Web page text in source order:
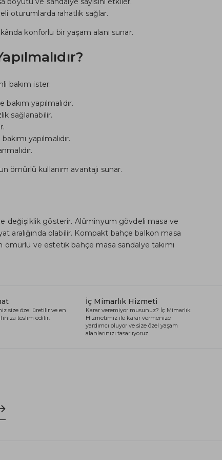
oturumlarda rahatlık sağlar.
konforlu bir yaşam alanı sunar.
bakım ister:
yapılmalıdır.
sağlanabilir.
yapılmalıdır.
ömürlü kullanım avantajı sunar.
değişiklik gösterir. Alüminyum gövdeli masa ve
aralığında olabilir. Kompakt bahçe balkon masa
ve estetik bahçe masa sandalye takımı
size özel üretilir ve en
teslim edilir.
İç Mimarlık Hizmeti
Karar veremiyor musunuz? İç Mimarlık
Hizmetimiz ile karar vermenize
yardımcı oluyor ve size özel yaşam
alanlarınızı tasarlıyoruz.